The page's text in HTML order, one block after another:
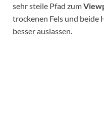
sehr steile Pfad zum
trockenen Fels und beide
besser auslassen.